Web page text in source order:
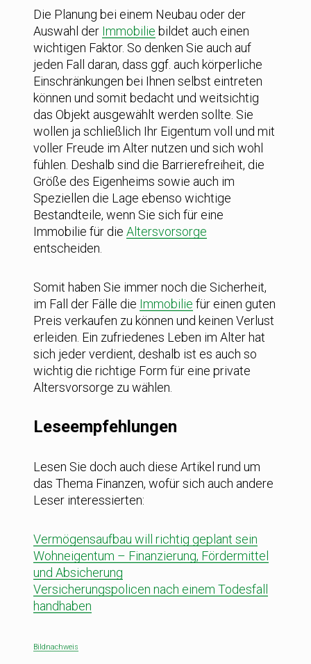
Die Planung bei einem Neubau oder der
Auswahl der Immobilie bildet auch einen
wichtigen Faktor. So denken Sie auch auf
jeden Fall daran, dass ggf. auch körperliche
Einschränkungen bei Ihnen selbst eintreten
können und somit bedacht und weitsichtig
das Objekt ausgewählt werden sollte. Sie
wollen ja schließlich Ihr Eigentum voll und mit
voller Freude im Alter nutzen und sich wohl
fühlen. Deshalb sind die Barrierefreiheit, die
Größe des Eigenheims sowie auch im
Speziellen die Lage ebenso wichtige
Bestandteile, wenn Sie sich für eine
Immobilie für die Altersvorsorge
entscheiden.
Somit haben Sie immer noch die Sicherheit,
im Fall der Fälle die Immobilie für einen guten
Preis verkaufen zu können und keinen Verlust
erleiden. Ein zufriedenes Leben im Alter hat
sich jeder verdient, deshalb ist es auch so
wichtig die richtige Form für eine private
Altersvorsorge zu wählen.
Leseempfehlungen
Lesen Sie doch auch diese Artikel rund um
das Thema Finanzen, wofür sich auch andere
Leser interessierten:
Vermögensaufbau will richtig geplant sein
Wohneigentum – Finanzierung, Fördermittel
und Absicherung
Versicherungspolicen nach einem Todesfall
handhaben
Bildnachweis